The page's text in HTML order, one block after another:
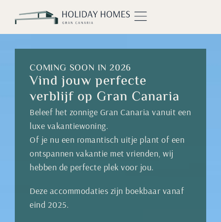
COMING SOON IN 2026
Vind jouw perfecte
verblijf op Gran Canaria
Beleef het zonnige Gran Canaria vanuit een
luxe vakantiewoning.
Of je nu een romantisch uitje plant of een
ontspannen vakantie met vrienden, wij
hebben de perfecte plek voor jou.
Deze accommodaties zijn boekbaar vanaf
eind 2025.